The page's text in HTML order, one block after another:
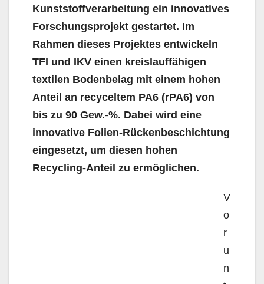
Kunststoffverarbeitung ein innovatives
Forschungsprojekt gestartet. Im
Rahmen dieses Projektes entwickeln
TFI und IKV einen kreislauffähigen
textilen Bodenbelag mit einem hohen
Anteil an recyceltem PA6 (rPA6) von
bis zu 90 Gew.-%. Dabei wird eine
innovative Folien-Rückenbeschichtung
eingesetzt, um diesen hohen
Recycling-Anteil zu ermöglichen.
V
o
r
u
n